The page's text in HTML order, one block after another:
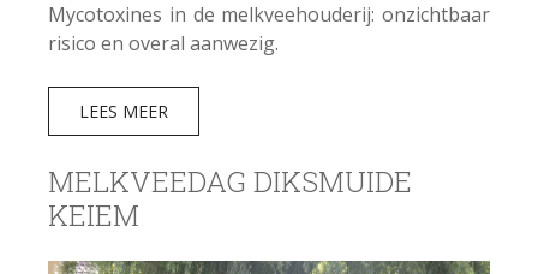
Mycotoxines in de melkveehouderij: onzichtbaar
risico en overal aanwezig.
LEES MEER
MELKVEEDAG DIKSMUIDE
KEIEM